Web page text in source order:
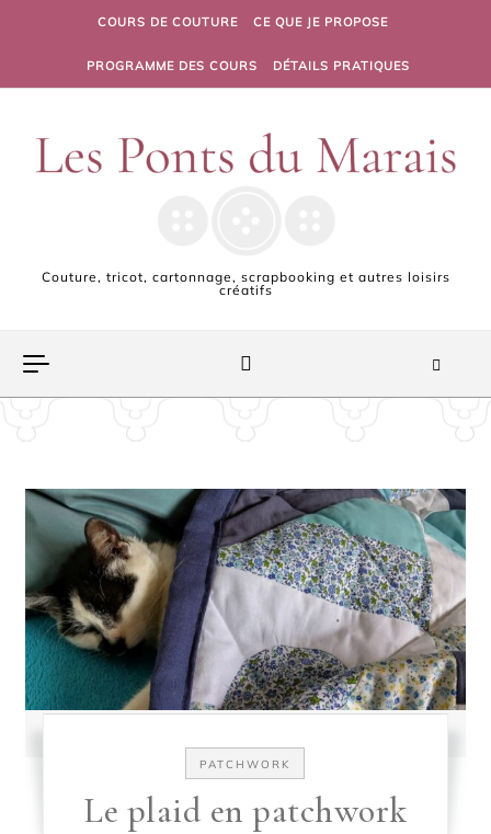
Skip to contentCOURS DE COUTURE CE QUE JE PROPOSE
PROGRAMME DES COURS DÉTAILS PRATIQUES
Couture, tricot, cartonnage, scrapbooking et autres loisirs
créatifs
PATCHWORK
Le plaid en patchwork